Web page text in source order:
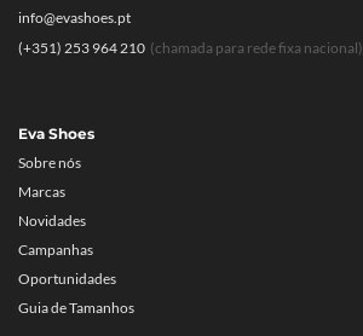
Eva Shoes
Sobre nós
Marcas
Novidades
Campanhas
Oportunidades
Guia de Tamanhos
info@evashoes.pt
(+351) 253 964 210 (chamada para rede fixa nacional)